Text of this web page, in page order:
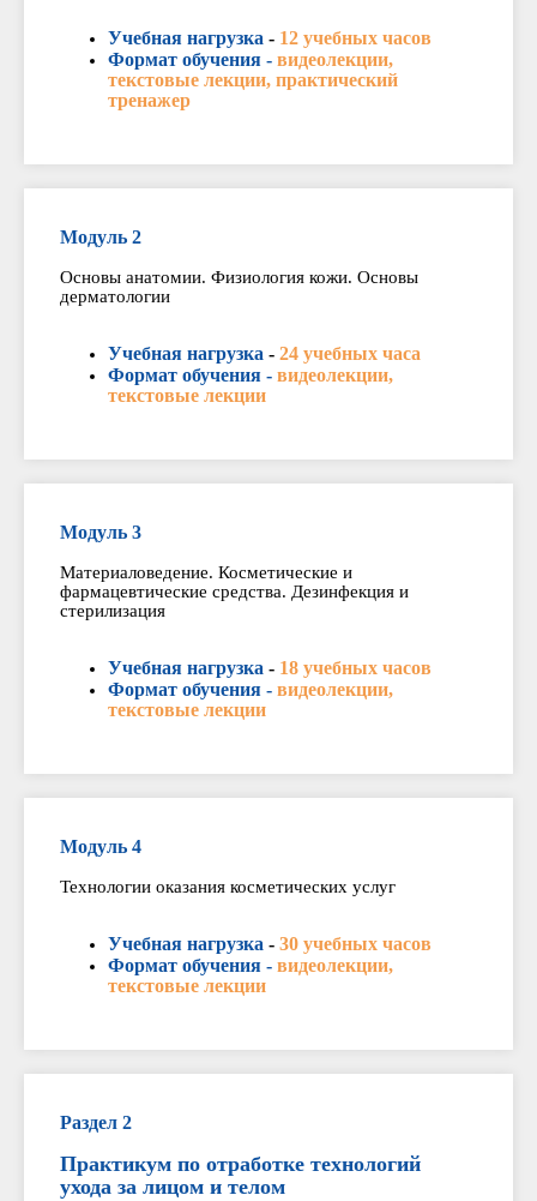
Учебная нагрузка - 12 учебных часов
Формат обучения - видеолекции,
текстовые лекции, практический
тренажер
Модуль 2
Основы анатомии. Физиология кожи. Основы
дерматологии
Учебная нагрузка - 24 учебных часа
Формат обучения - видеолекции,
текстовые лекции
Модуль 3
Материаловедение. Косметические и
фармацевтические средства. Дезинфекция и
стерилизация
Учебная нагрузка - 18 учебных часов
Формат обучения - видеолекции,
текстовые лекции
Модуль 4
Технологии оказания косметических услуг
Учебная нагрузка - 30 учебных часов
Формат обучения - видеолекции,
текстовые лекции
Раздел 2
Практикум по отработке технологий
ухода за лицом и телом